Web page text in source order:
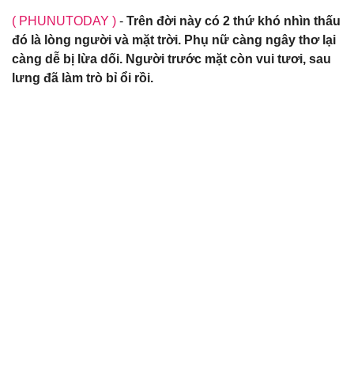
( PHUNUTODAY ) - Trên đời này có 2 thứ khó nhìn thấu
đó là lòng người và mặt trời. Phụ nữ càng ngây thơ lại
càng dễ bị lừa dối. Người trước mặt còn vui tươi, sau
lưng đã làm trò bỉ ổi rồi.